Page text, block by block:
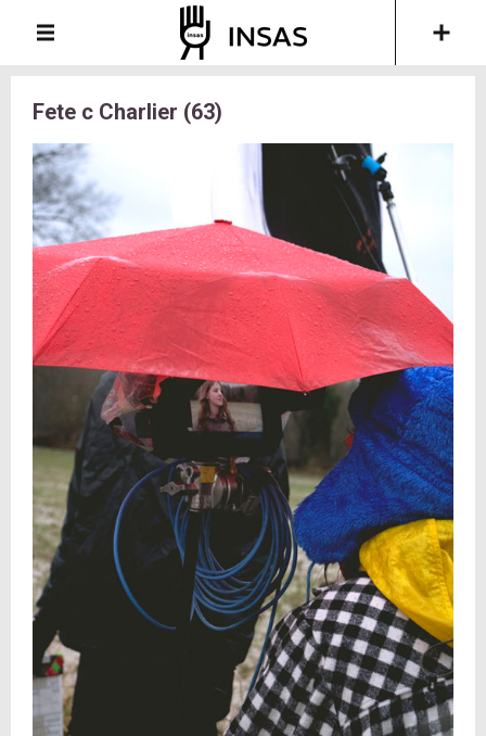
Fete c Charlier (63)